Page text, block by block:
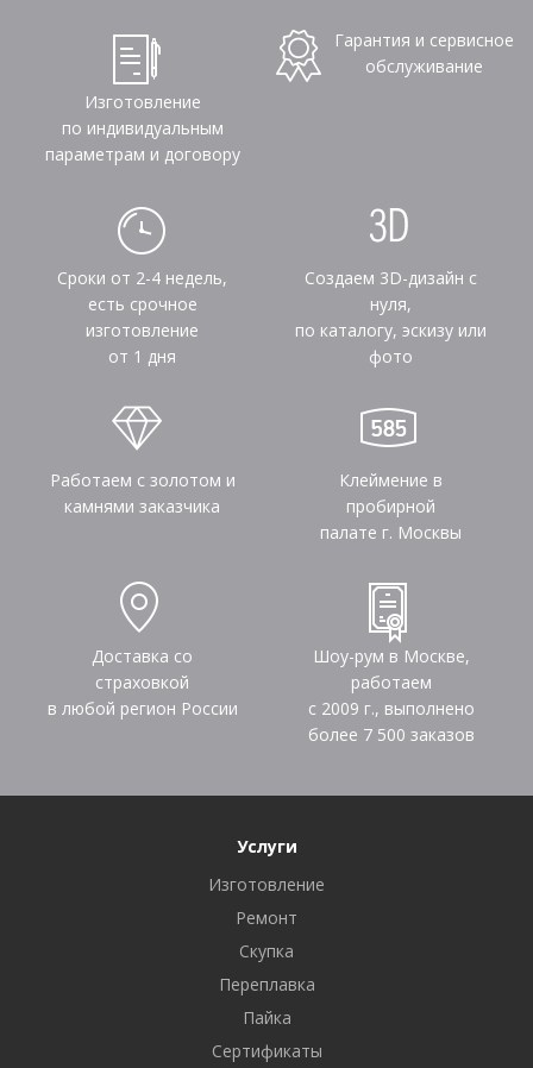
Изготовление
по индивидуальным
параметрам и договору
Гарантия и сервисное
обслуживание
Сроки от 2-4 недель,
есть срочное
изготовление
от 1 дня
Создаем 3D-дизайн с
нуля,
по каталогу, эскизу или
фото
Работаем с золотом и
камнями заказчика
Клеймение в
пробирной
палате г. Москвы
Доставка со
страховкой
в любой регион России
Шоу-рум в Москве,
работаем
с 2009 г., выполнено
более 7 500 заказов
Услуги
Изготовление
Ремонт
Скупка
Переплавка
Пайка
Сертификаты